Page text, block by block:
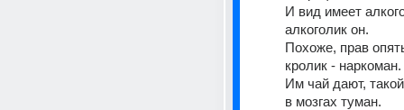
И вид имеет
алкоголик он.
Похоже, прав
кролик - наркоман.
Им чай дают,
в мозгах туман.